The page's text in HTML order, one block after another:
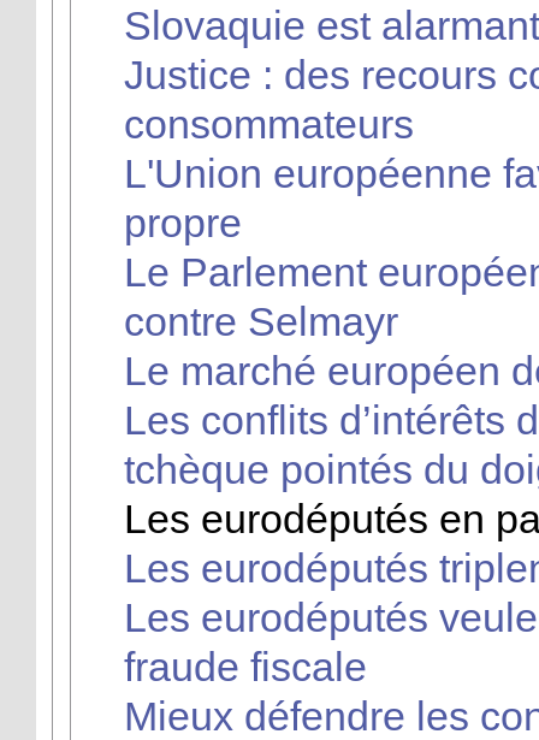
Slovaquie est
Justice : des recours
consommateurs
L'Union européenne
propre
Le Parlement
contre Selmayr
Le marché européen
Les conflits d’intérêts
tchèque pointés du
Les eurodéputés en
Les eurodéputés
Les eurodéputés
fraude fiscale
Mieux défendre les